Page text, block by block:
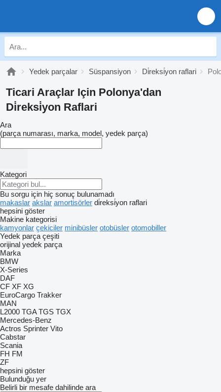
Yedek parçalar Süspansiyon Di̇reksi̇yon raflari
Ticari Araçlar Için Polonya'dan
Di̇reksi̇yon Raflari
Ara
(parça numarası, marka, model, yedek parça)
Kategori
Bu sorgu için hiç sonuç bulunamadı
makaslar akslar amortisörler di̇reksi̇yon raflari
hepsini göster
Makine kategorisi
kamyonlar çekiciler minibüsler otobüsler otomobiller
Yedek parça çeşiti
orijinal yedek parça
Marka
BMW
X-Series
DAF
CF XF XG
EuroCargo Trakker
MAN
L2000 TGA TGS TGX
Mercedes-Benz
Actros Sprinter Vito
Cabstar
Scania
FH FM
ZF
hepsini göster
Bulunduğu yer
Belirli bir mesafe dahilinde ara